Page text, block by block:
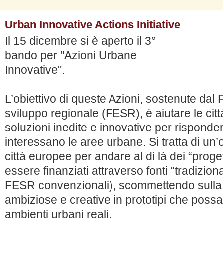
Urban Innovative Actions Initiative
Il 15 dicembre si è aperto il 3°
bando per "Azioni Urbane
Innovative".
L’obiettivo di queste Azioni, sostenute dal
sviluppo regionale (FESR), è aiutare le
soluzioni inedite e innovative per
interessano le aree urbane. Si tratta di
città europee per andare al di là dei
essere finanziati attraverso fonti
FESR convenzionali), scommettendo
ambiziose e creative in prototipi che
ambienti urbani reali.